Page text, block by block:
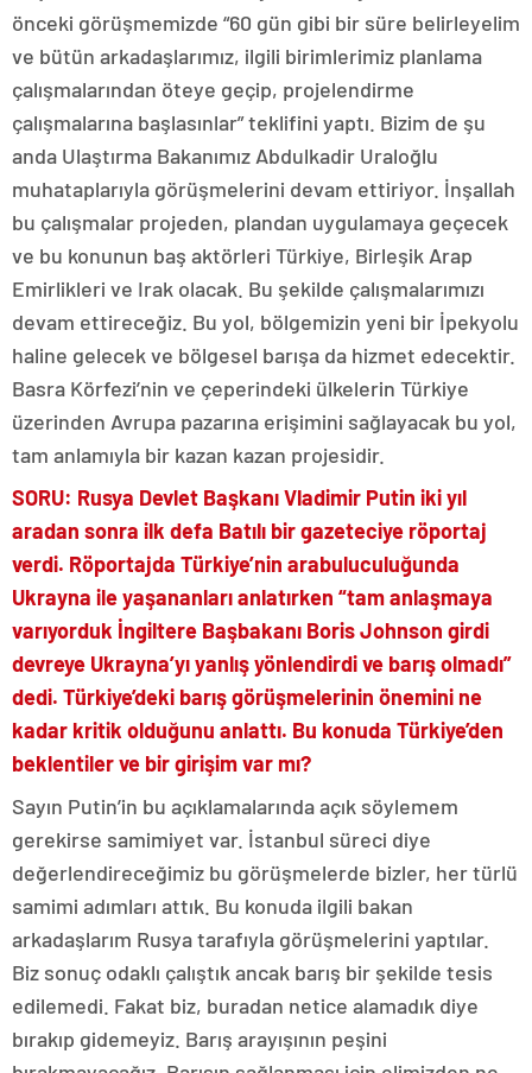
önceki görüşmemizde “60 gün gibi bir süre belirleyelim
ve bütün arkadaşlarımız, ilgili birimlerimiz planlama
çalışmalarından öteye geçip, projelendirme
çalışmalarına başlasınlar” teklifini yaptı. Bizim de şu
anda Ulaştırma Bakanımız Abdulkadir Uraloğlu
muhataplarıyla görüşmelerini devam ettiriyor. İnşallah
bu çalışmalar projeden, plandan uygulamaya geçecek
ve bu konunun baş aktörleri Türkiye, Birleşik Arap
Emirlikleri ve Irak olacak. Bu şekilde çalışmalarımızı
devam ettireceğiz. Bu yol, bölgemizin yeni bir İpekyolu
haline gelecek ve bölgesel barışa da hizmet edecektir.
Basra Körfezi’nin ve çeperindeki ülkelerin Türkiye
üzerinden Avrupa pazarına erişimini sağlayacak bu yol,
tam anlamıyla bir kazan kazan projesidir.
SORU: Rusya Devlet Başkanı Vladimir Putin iki yıl
aradan sonra ilk defa Batılı bir gazeteciye röportaj
verdi. Röportajda Türkiye’nin arabuluculuğunda
Ukrayna ile yaşananları anlatırken “tam anlaşmaya
varıyorduk İngiltere Başbakanı Boris Johnson girdi
devreye Ukrayna’yı yanlış yönlendirdi ve barış olmadı”
dedi. Türkiye’deki barış görüşmelerinin önemini ne
kadar kritik olduğunu anlattı. Bu konuda Türkiye’den
beklentiler ve bir girişim var mı?
Sayın Putin’in bu açıklamalarında açık söylemem
gerekirse samimiyet var. İstanbul süreci diye
değerlendireceğimiz bu görüşmelerde bizler, her türlü
samimi adımları attık. Bu konuda ilgili bakan
arkadaşlarım Rusya tarafıyla görüşmelerini yaptılar.
Biz sonuç odaklı çalıştık ancak barış bir şekilde tesis
edilemedi. Fakat biz, buradan netice alamadık diye
bırakıp gidemeyiz. Barış arayışının peşini